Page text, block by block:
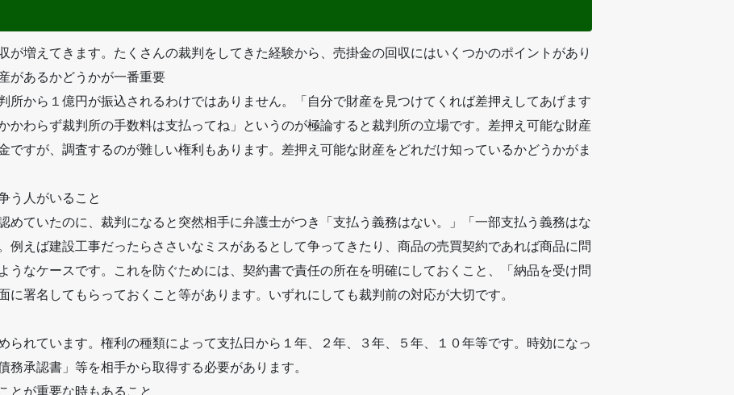
が増えてきます。たくさんの裁判をしてきた経験から、売掛金の回収にはいくつかのポイントがあり
があるかどうかが一番重要
所から１億円が振込されるわけではありません。「自分で財産を見つけてくれば差押えしてあげます
かわらず裁判所の手数料は支払ってね」というのが極論すると裁判所の立場です。差押え可能な財産
ですが、調査するのが難しい権利もあります。差押え可能な財産をどれだけ知っているかどうかがま
う人がいること
めていたのに、裁判になると突然相手に弁護士がつき「支払う義務はない。」「一部支払う義務はな
例えば建設工事だったらささいなミスがあるとして争ってきたり、商品の売買契約であれば商品に問
うなケースです。これを防ぐためには、契約書で責任の所在を明確にしておくこと、「納品を受け問
に署名してもらっておくこと等があります。いずれにしても裁判前の対応が大切です。
られています。権利の種類によって支払日から１年、２年、３年、５年、１０年等です。時効になっ
務承認書」等を相手から取得する必要があります。
とが重要な時もあること